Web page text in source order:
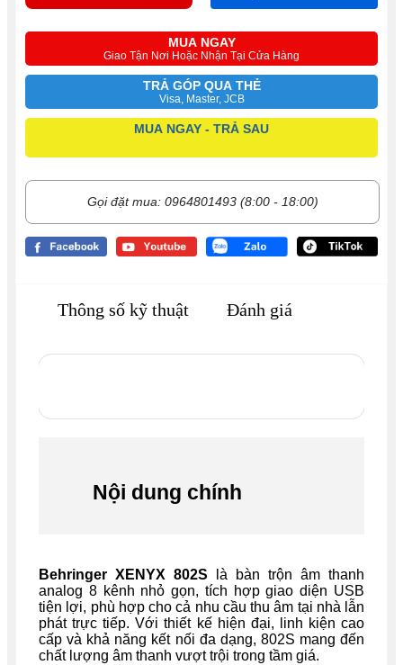
MUA NGAY
Giao Tận Nơi Hoặc Nhận Tại Cửa Hàng
TRẢ GÓP QUA THẺ
Visa, Master, JCB
MUA NGAY - TRẢ SAU
Gọi đặt mua: 0964801493 (8:00 - 18:00)
Thông số kỹ thuật Đánh giá
Nội dung chính
Behringer XENYX 802S là bàn trộn âm thanh
analog 8 kênh nhỏ gọn, tích hợp giao diện USB
tiện lợi, phù hợp cho cả nhu cầu thu âm tại nhà lẫn
phát trực tiếp. Với thiết kế hiện đại, linh kiện cao
cấp và khả năng kết nối đa dạng, 802S mang đến
chất lượng âm thanh vượt trội trong tầm giá.